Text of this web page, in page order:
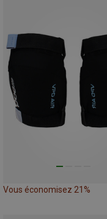
Vous économisez 21%